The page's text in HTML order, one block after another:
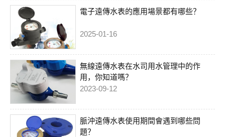
電子遠傳水表的應用場景都有哪些？
2025-01-16
無線遠傳水表在水司用水管理中的作
用，你知道嗎？
2023-09-12
脈沖遠傳水表使用期間會遇到哪些問
題？